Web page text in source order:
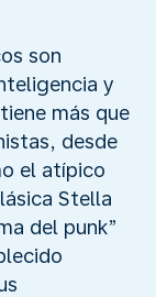
son
y
más que
desde
el atípico
Stella
del punk”